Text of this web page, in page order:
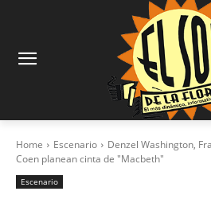
Home Escenario
Denzel Washington,
Coen planean cinta de "Macbeth"
Escenario